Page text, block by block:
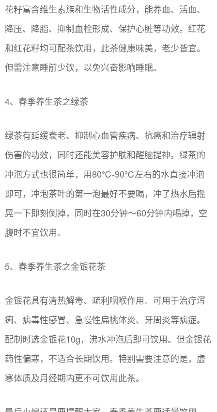
花籽富含维生素族和生物活性成分，能养血、活血、
降压、降脂、抑制血栓形成、保护心脏等功效。红花
和红花籽均可配茶饮用，此茶健康味美，老少皆宜。
但需注意睡前少饮，以免兴奋影响睡眠。
4、春季养生茶之绿茶
绿茶有延缓衰老、抑制心血管疾病、抗癌和治疗辐射
伤害的功效，同时还能美容护肤和醒脑提神。绿茶的
冲泡方式也很简单，用80℃-90℃左右的水直接冲泡
即可，冲泡茶叶的第一泡最好不要喝，冲了热水后摇
晃一下即刻倒掉，同时在30分钟～60分钟内喝掉，空
腹时不宜饮用。
5、春季养生茶之金银花茶
金银花具有清热解毒、疏利咽喉作用。可用于治疗泻
痢、病毒性感冒、急慢性扁桃体炎、牙周炎等病症。
配制时选金银花10g，沸水冲泡后即可饮用。但金银花
药性偏寒，不适合长期饮用。特别需要注意的是，虚
寒体质及月经期内更不可饮用此茶。